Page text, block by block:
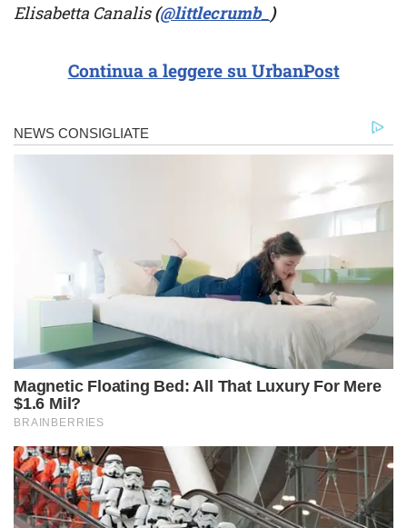
Elisabetta Canalis(@littlecrumb_ )
Continua a leggere su UrbanPost